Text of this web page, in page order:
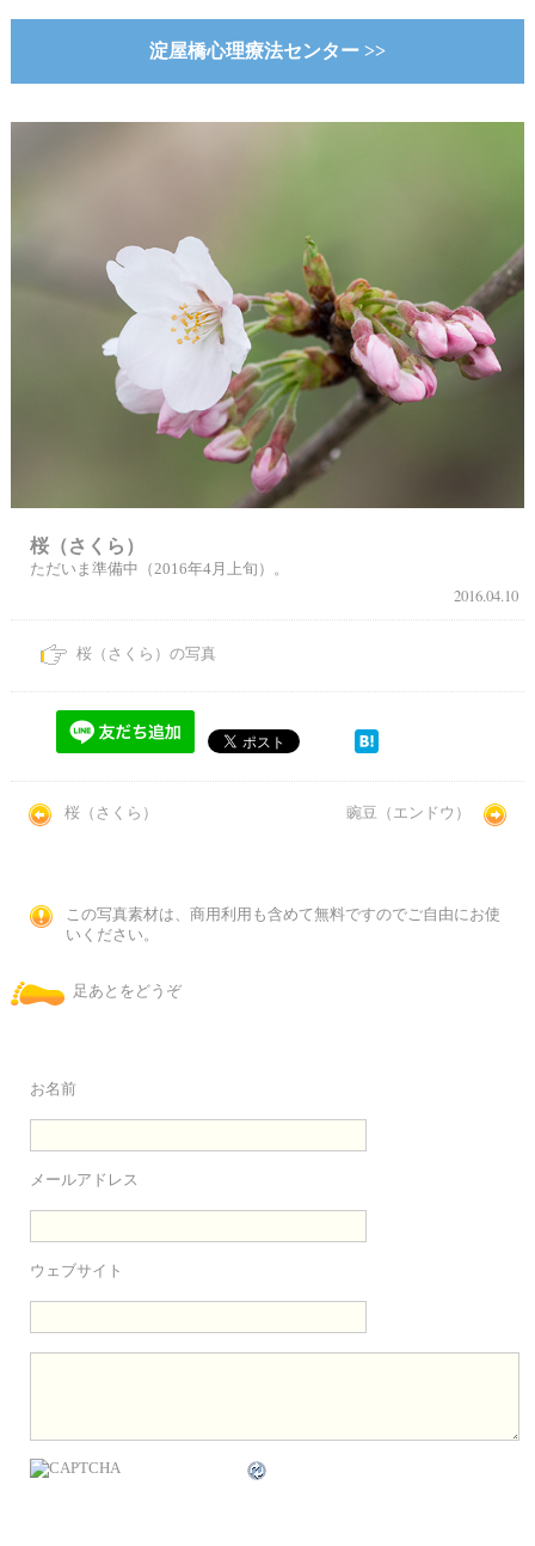
淀屋橋心理療法センター >>
桜（さくら）
ただいま準備中（2016年4月上旬）。
2016.04.10
桜（さくら）の写真
桜（さくら） 豌豆（エンドウ）
この写真素材は、商用利用も含めて無料ですのでご自由にお使
いください。
足あとをどうぞ
お名前
メールアドレス
ウェブサイト